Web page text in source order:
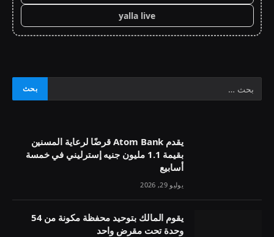
yalla live
يقدم Atom Bank قرضًا لرعاية المسنين
بقيمة 1.1 مليون جنيه إسترليني في خمسة
أسابيع
يوليو 29, 2026
يقوم المالك بتوحيد محفظة مكونة من 54
وحدة تحت مقرض واحد